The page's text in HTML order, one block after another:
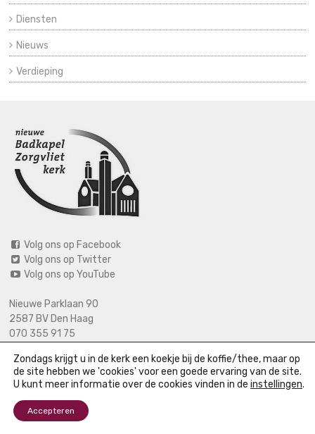
Diensten
Nieuws
Verdieping
Volg ons op Facebook
Volg ons op Twitter
Volg ons op YouTube
Nieuwe Parklaan 90
2587 BV Den Haag
070 355 91 75
06 2125 2720 (bij calamiteiten)
info@nieuwebadkapel.nl
© Nieuwe Badkapel |
Zondags krijgt u in de kerk een koekje bij de koffie/thee, maar op
de site hebben we 'cookies' voor een goede ervaring van de site.
U kunt meer informatie over de cookies vinden in de instellingen.
Accepteren